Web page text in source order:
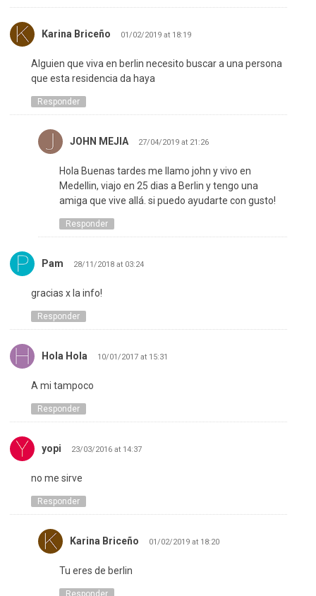
Karina Briceño 01/02/2019 at 18:19
Alguien que viva en berlin necesito buscar a una persona
que esta residencia da haya
Responder
JOHN MEJIA 27/04/2019 at 21:26
Hola Buenas tardes me llamo john y vivo en
Medellin, viajo en 25 dias a Berlin y tengo una
amiga que vive allá. si puedo ayudarte con gusto!
Responder
Pam 28/11/2018 at 03:24
gracias x la info!
Responder
Hola Hola 10/01/2017 at 15:31
A mi tampoco
Responder
yopi 23/03/2016 at 14:37
no me sirve
Responder
Karina Briceño 01/02/2019 at 18:20
Tu eres de berlin
Responder